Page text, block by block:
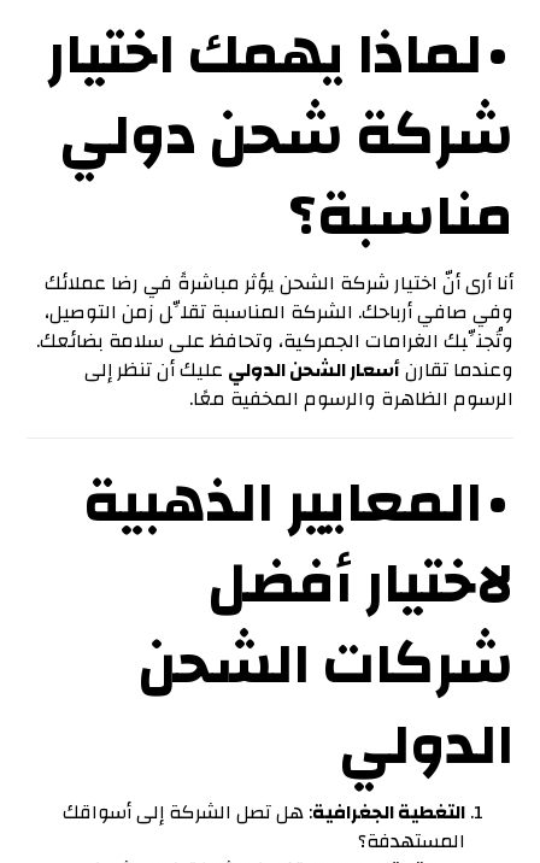
• لماذا يهمك اختيار
شركة شحن دولي
مناسبة؟
أنا أرى أنّ اختيار شركة الشحن يؤثر مباشرةً في رضا عملائك
وفي صافي أرباحك. الشركة المناسبة تقلِّل زمن التوصيل،
وتُجنِّبك الغرامات الجمركية، وتحافظ على سلامة بضائعك.
وعندما تقارنأسعار الشحن الدولي عليك أن تنظر إلى
الرسوم الظاهرة والرسوم المخفية معًا.
• المعايير الذهبية
لاختيار أفضل
شركات الشحن
الدولي
التغطية الجغرافية: هل تصل الشركة إلى أسواقك
المستهدفة؟